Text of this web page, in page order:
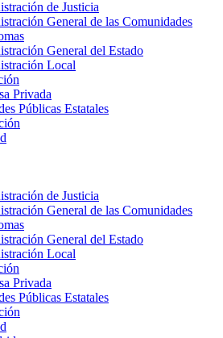
de Justicia
General de las Comunidades
General del Estado
Local
Privada
Públicas Estatales
de Justicia
General de las Comunidades
General del Estado
Local
Privada
Públicas Estatales